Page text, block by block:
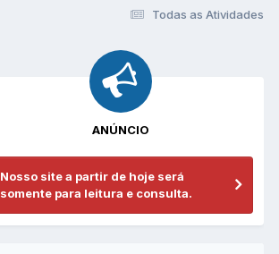
Todas as Atividades
ANÚNCIO
Nosso site a partir de hoje será
somente para leitura e consulta.